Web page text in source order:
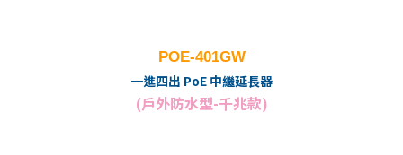
POE-401GW
一進四出 PoE 中繼延長器
(戶外防水型-千兆款)